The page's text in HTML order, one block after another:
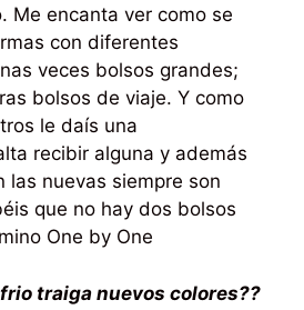
Me encanta ver como se
con diferentes
veces bolsos grandes;
bolsos de viaje. Y como
le daís una
recibir alguna y además
las nuevas siempre son
que no hay dos bolsos
One by One
traiga nuevos colores??